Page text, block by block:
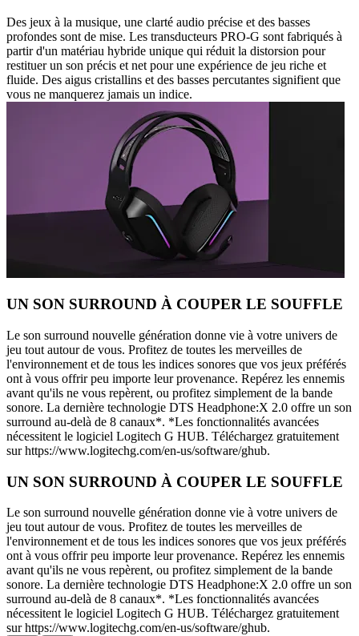
Des jeux à la musique, une clarté audio précise et des basses
profondes sont de mise. Les transducteurs PRO-G sont fabriqués à
partir d'un matériau hybride unique qui réduit la distorsion pour
restituer un son précis et net pour une expérience de jeu riche et
fluide. Des aigus cristallins et des basses percutantes signifient que
vous ne manquerez jamais un indice.
UN SON SURROUND À COUPER LE SOUFFLE
Le son surround nouvelle génération donne vie à votre univers de
jeu tout autour de vous. Profitez de toutes les merveilles de
l'environnement et de tous les indices sonores que vos jeux préférés
ont à vous offrir peu importe leur provenance. Repérez les ennemis
avant qu'ils ne vous repèrent, ou profitez simplement de la bande
sonore. La dernière technologie DTS Headphone:X 2.0 offre un son
surround au-delà de 8 canaux*. *Les fonctionnalités avancées
nécessitent le logiciel Logitech G HUB. Téléchargez gratuitement
sur https://www.logitechg.com/en-us/software/ghub.
UN SON SURROUND À COUPER LE SOUFFLE
Le son surround nouvelle génération donne vie à votre univers de
jeu tout autour de vous. Profitez de toutes les merveilles de
l'environnement et de tous les indices sonores que vos jeux préférés
ont à vous offrir peu importe leur provenance. Repérez les ennemis
avant qu'ils ne vous repèrent, ou profitez simplement de la bande
sonore. La dernière technologie DTS Headphone:X 2.0 offre un son
surround au-delà de 8 canaux*. *Les fonctionnalités avancées
nécessitent le logiciel Logitech G HUB. Téléchargez gratuitement
sur https://www.logitechg.com/en-us/software/ghub.